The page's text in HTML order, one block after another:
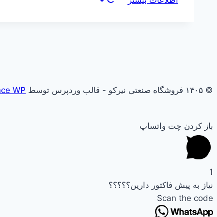
© ۱۴۰۵ فروشگاه صنعتی نیرکو - قالب وردپرس توسط WP
باز کردن چت واتساپ
1
نیاز به پیش فاکتور دارین؟؟؟؟؟
Scan the code